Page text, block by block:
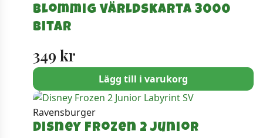
Blommig världskarta 3000
bitar
349 kr
Lägg till i varukorg
Ravensburger
Disney Frozen 2 Junior